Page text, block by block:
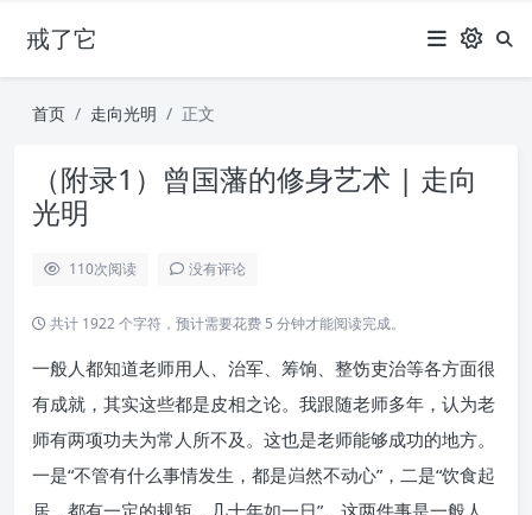
戒了它
首页 走向光明 正文
（附录1）曾国藩的修身艺术 | 走向
光明
110次阅读 没有评论
共计 1922 个字符，预计需要花费 5 分钟才能阅读完成。
一般人都知道老师用人、治军、筹饷、整饬吏治等各方面很
有成就，其实这些都是皮相之论。我跟随老师多年，认为老
师有两项功夫为常人所不及。这也是老师能够成功的地方。
一是“不管有什么事情发生，都是岿然不动心”，二是“饮食起
居，都有一定的规矩，几十年如一日”。这两件事是一般人